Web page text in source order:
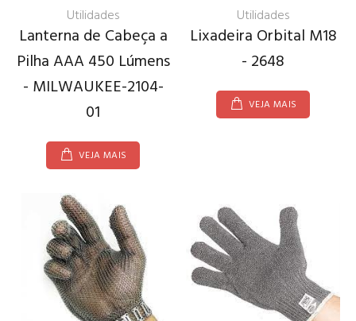
Utilidades
Lanterna de Cabeça a
Pilha AAA 450 Lúmens
- MILWAUKEE-2104-
01
VEJA MAIS
Utilidades
Lixadeira Orbital M18
- 2648
VEJA MAIS